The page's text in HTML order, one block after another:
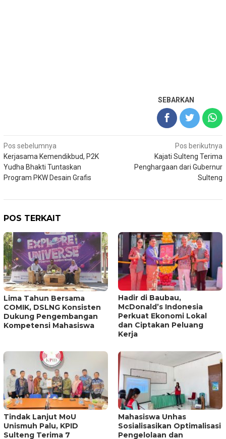
SEBARKAN
Navigasi
pos
Pos sebelumnya
Kerjasama Kemendikbud, P2K
Yudha Bhakti Tuntaskan
Program PKW Desain Grafis
Pos berikutnya
Kajati Sulteng Terima
Penghargaan dari Gubernur
Sulteng
POS TERKAIT
Lima Tahun Bersama
COMIK, DSLNG Konsisten
Dukung Pengembangan
Kompetensi Mahasiswa
Hadir di Baubau,
McDonald’s Indonesia
Perkuat Ekonomi Lokal
dan Ciptakan Peluang
Kerja
Tindak Lanjut MoU
Unismuh Palu, KPID
Sulteng Terima 7
Mahasiswa Unhas
Sosialisasikan Optimalisasi
Pengelolaan dan